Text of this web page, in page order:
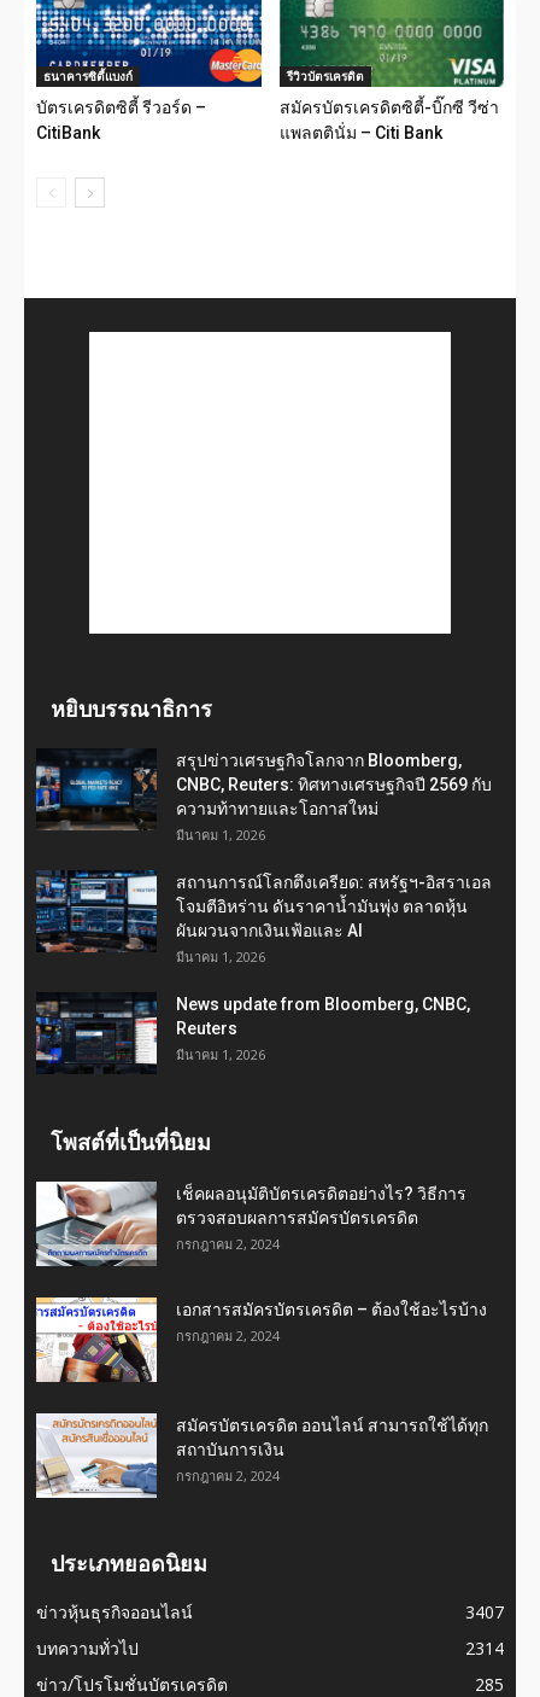
ธนาคารซิตี้แบงก์
บัตรเครดิตซิตี้ รีวอร์ด –
CitiBank
รีวิวบัตรเครดิต
สมัครบัตรเครดิตซิตี้-บิ๊กซี วีซ่า
แพลตตินั่ม – Citi Bank
หยิบบรรณาธิการ
สรุปข่าวเศรษฐกิจโลกจาก Bloomberg,
CNBC, Reuters: ทิศทางเศรษฐกิจปี 2569 กับ
ความท้าทายและโอกาสใหม่
มีนาคม 1, 2026
สถานการณ์โลกตึงเครียด: สหรัฐฯ-อิสราเอล
โจมตีอิหร่าน ดันราคาน้ำมันพุ่ง ตลาดหุ้น
ผันผวนจากเงินเฟ้อและ AI
มีนาคม 1, 2026
News update from Bloomberg, CNBC,
Reuters
มีนาคม 1, 2026
โพสต์ที่เป็นที่นิยม
เช็คผลอนุมัติบัตรเครดิตอย่างไร? วิธีการ
ตรวจสอบผลการสมัครบัตรเครดิต
กรกฎาคม 2, 2024
เอกสารสมัครบัตรเครดิต – ต้องใช้อะไรบ้าง
กรกฎาคม 2, 2024
สมัครบัตรเครดิต ออนไลน์ สามารถใช้ได้ทุก
สถาบันการเงิน
กรกฎาคม 2, 2024
ประเภทยอดนิยม
ข่าวหุ้นธุรกิจออนไลน์
3407
บทความทั่วไป
2314
ข่าว/โปรโมชั่นบัตรเครดิต
285